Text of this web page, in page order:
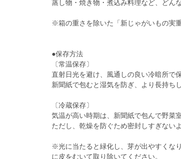
蒸し物・焼き物・煮込み料理など、どん
※箱の重さを除いた「新じゃがいもの実
●保存方法
〔常温保存〕
直射日光を避け、風通しの良い冷暗所で
新聞紙で包むと湿気を防ぎ、より長持ちし
〔冷蔵保存〕
気温が高い時期は、新聞紙で包んで野菜
ただし、乾燥を防ぐため密封しすぎない
※光に当たると緑化し、芽が出やすくな
に皮をむいて取り除いてください。